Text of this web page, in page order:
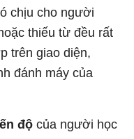
chịu cho người
thiếu từ đều rất
trên giao diện,
đánh máy của
độ của người học